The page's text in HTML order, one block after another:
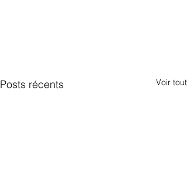
Posts récents Voir tout